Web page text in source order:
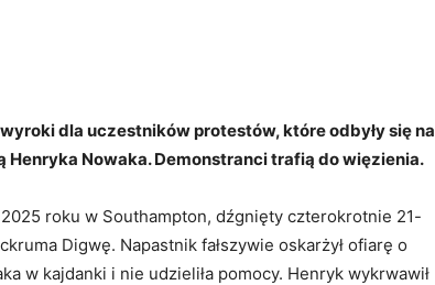
dla uczestników protestów, które odbyły się na
Nowaka. Demonstranci trafią do więzienia.
roku w Southampton, dźgnięty czterokrotnie 21-
Digwę. Napastnik fałszywie oskarżył ofiarę o
w kajdanki i nie udzieliła pomocy. Henryk wykrwawił